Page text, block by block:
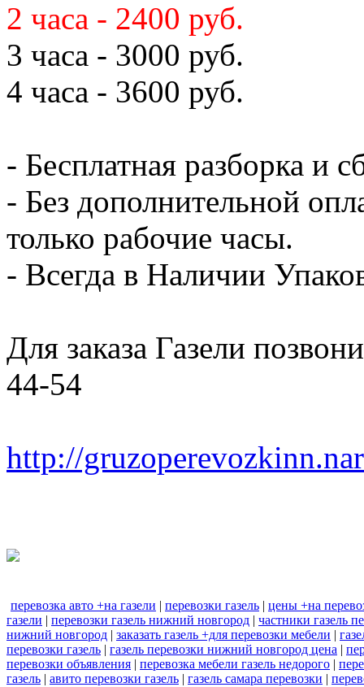
2 часа - 2400 руб.
3 часа - 3000 руб.
4 часа - 3600 руб.
- Бесплатная разборка и
- Без дополнительной
только рабочие часы.
- Всегда в Наличии
Для заказа Газели
44-54
http://
перевозка авто +на газели | перевозки газель | цены +на
газели | перевозки газель нижний новгород | частники газель
нижний новгород | заказать газель +для перевозки мебели |
перевозки газель | газель перевозки нижний новгород цена |
перевозки объявления | перевозка мебели газель недорого |
газель | авито перевозки газель | газель самара перевозки |